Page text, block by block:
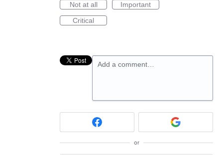
Not at all
Important
Critical
Add a comment…
or